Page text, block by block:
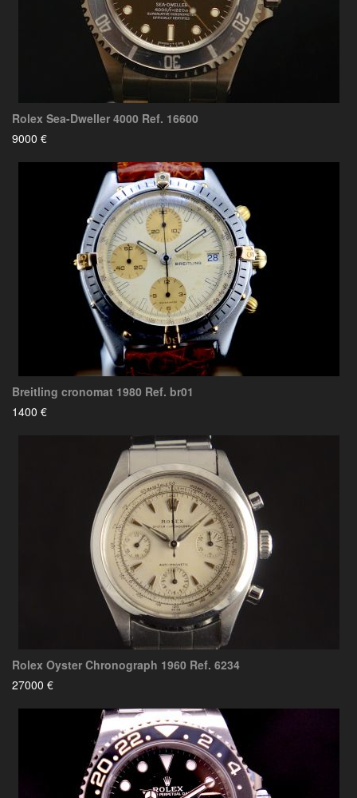
Rolex Sea-Dweller 4000 Ref. 16600
9000 €
Breitling cronomat 1980 Ref. br01
1400 €
Rolex Oyster Chronograph 1960 Ref. 6234
27000 €